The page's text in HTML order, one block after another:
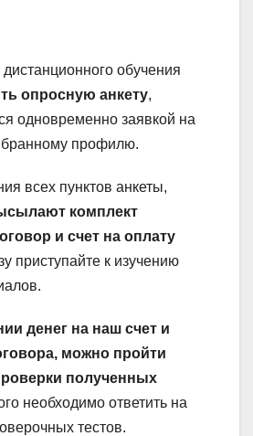
обучения
опросную анкету,
одновременно заявкой на
профилю.
всех пунктов анкеты,
комплект
и счет на оплату
приступайте к изучению
денег на наш счет и
можно пройти
полученных
необходимо ответить на
тестов.